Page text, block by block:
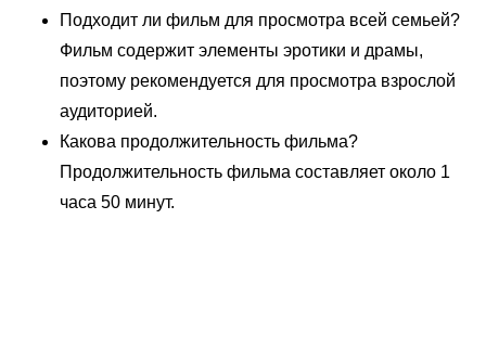
Подходит ли фильм для просмотра всей семьей?
Фильм содержит элементы эротики и драмы,
поэтому рекомендуется для просмотра взрослой
аудиторией.
Какова продолжительность фильма?
Продолжительность фильма составляет около 1
часа 50 минут.